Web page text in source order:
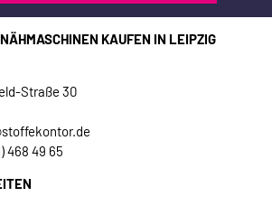
KAUFEN IN LEIPZIG
Straße 30
468 49 65